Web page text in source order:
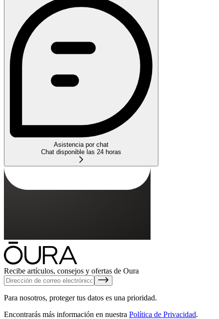
Asistencia por chat
Chat disponible las 24 horas
Recibe artículos, consejos y ofertas de Oura
Para nosotros, proteger tus datos es una prioridad.
Encontrarás más información en nuestra Política de Privacidad.